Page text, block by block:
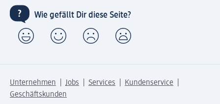
Wie gefällt Dir diese Seite?
Unternehmen Jobs Services
Kundenservice
Geschäftskunden